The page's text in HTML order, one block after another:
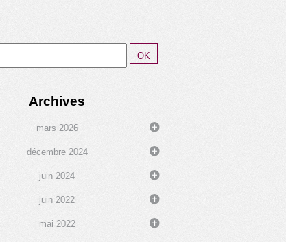
Archives
mars 2026
décembre 2024
juin 2024
juin 2022
mai 2022